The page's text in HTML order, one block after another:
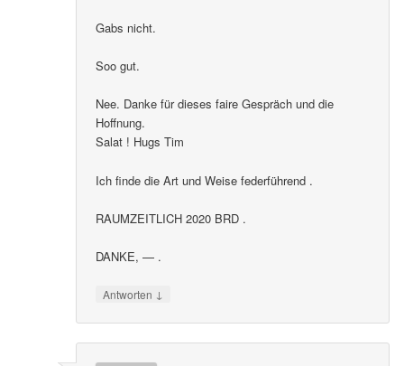
Gabs nicht.
Soo gut.
Nee. Danke für dieses faire Gespräch und die
Hoffnung.
Salat ! Hugs Tim
Ich finde die Art und Weise federführend .
RAUMZEITLICH 2020 BRD .
DANKE, — .
Antworten ↓